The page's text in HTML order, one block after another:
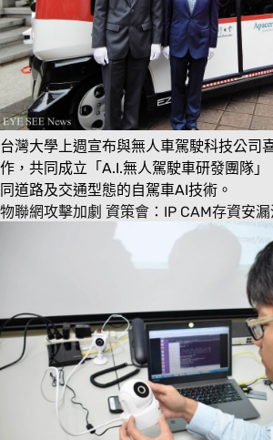
台灣大學上週宣布與無人車駕駛科技公司
作，共同成立「A.I.無人駕駛車研發團隊
同道路及交通型態的自駕車AI技術。
物聯網攻擊加劇 資策會：IP CAM存資安漏